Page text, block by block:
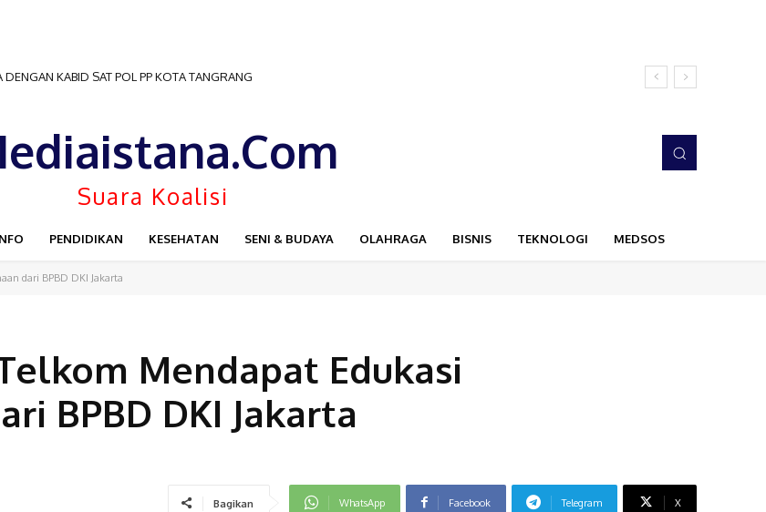
KABID SAT POL PP KOTA TANGRANG
Suara Koalisi
PENDIDIKAN KESEHATAN SENI & BUDAYA OLAHRAGA BISNIS TEKNOLOGI MEDSOS
dari BPBD DKI Jakarta
Mendapat Edukasi
BPBD DKI Jakarta
Bagikan WhatsApp Facebook Telegram X